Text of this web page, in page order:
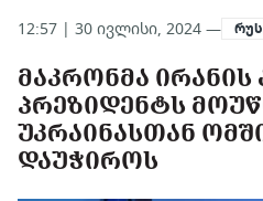
12:57 | 30 ივლისი, 2024 —
ᲛᲐᲙᲠᲝᲜᲛᲐ ᲘᲠᲐᲜᲘᲡ
ᲞᲠᲔᲖᲘᲓᲔᲜᲢᲡ
ᲣᲙᲠᲐᲘᲜᲐᲡᲗᲐᲜ
ᲓᲐᲣᲭᲘᲠᲝᲡ